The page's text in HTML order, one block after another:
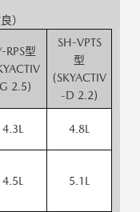
）
RPS型
2.5)
SH-VPTS
型
(SKYACTIV
-D 2.2)
4.3L 4.8L
4.5L 5.1L